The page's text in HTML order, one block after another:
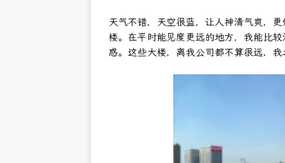
天气不错，天空很蓝，让人神清气爽，
楼。在平时能见度更远的地方，我能比
惑。这些大楼，离我公司都不算很远，